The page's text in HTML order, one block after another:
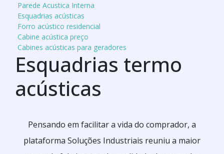
Parede Acustica Interna
Esquadrias acústicas
Forro acústico residencial
Cabine acústica preço
Cabines acústicas para geradores
Esquadrias termo
acústicas
Pensando em facilitar a vida do comprador, a
plataforma Soluções Industriais reuniu a maior